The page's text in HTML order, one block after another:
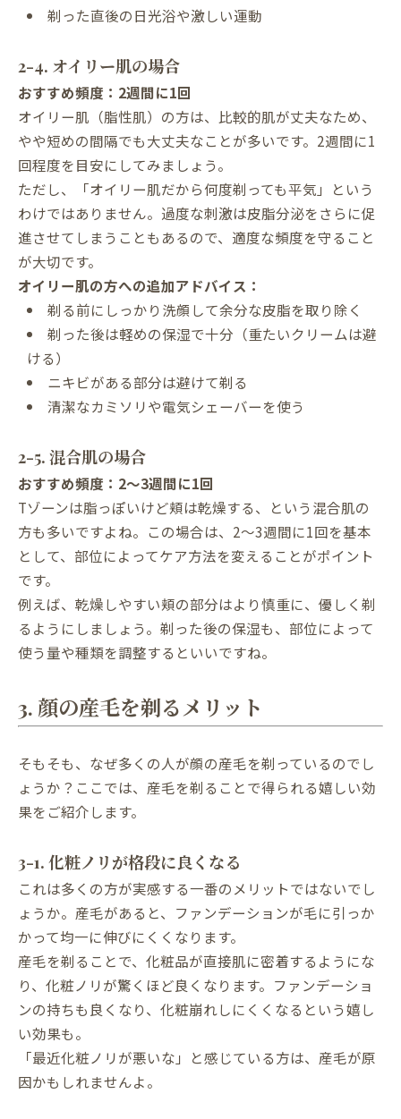
剃った直後の日光浴や激しい運動
2-4. オイリー肌の場合
おすすめ頻度：2週間に1回
オイリー肌（脂性肌）の方は、比較的肌が丈夫なため、
やや短めの間隔でも大丈夫なことが多いです。2週間に1
回程度を目安にしてみましょう。
ただし、「オイリー肌だから何度剃っても平気」という
わけではありません。過度な刺激は皮脂分泌をさらに促
進させてしまうこともあるので、適度な頻度を守ること
が大切です。
オイリー肌の方への追加アドバイス：
剃る前にしっかり洗顔して余分な皮脂を取り除く
剃った後は軽めの保湿で十分（重たいクリームは避
ける）
ニキビがある部分は避けて剃る
清潔なカミソリや電気シェーバーを使う
2-5. 混合肌の場合
おすすめ頻度：2〜3週間に1回
Tゾーンは脂っぽいけど頬は乾燥する、という混合肌の
方も多いですよね。この場合は、2〜3週間に1回を基本
として、部位によってケア方法を変えることがポイント
です。
例えば、乾燥しやすい頬の部分はより慎重に、優しく剃
るようにしましょう。剃った後の保湿も、部位によって
使う量や種類を調整するといいですね。
3. 顔の産毛を剃るメリット
そもそも、なぜ多くの人が顔の産毛を剃っているのでし
ょうか？ここでは、産毛を剃ることで得られる嬉しい効
果をご紹介します。
3-1. 化粧ノリが格段に良くなる
これは多くの方が実感する一番のメリットではないでし
ょうか。産毛があると、ファンデーションが毛に引っか
かって均一に伸びにくくなります。
産毛を剃ることで、化粧品が直接肌に密着するようにな
り、化粧ノリが驚くほど良くなります。ファンデーショ
ンの持ちも良くなり、化粧崩れしにくくなるという嬉し
い効果も。
「最近化粧ノリが悪いな」と感じている方は、産毛が原
因かもしれませんよ。